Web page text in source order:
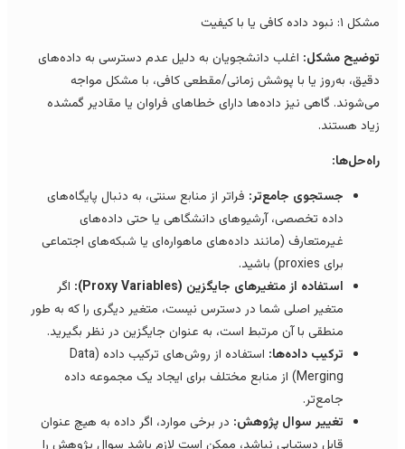
نبود داده کافی یا با کیفیت
مشکل:اغلب دانشجویان به دلیل عدم دسترسی به داده‌های
به‌روز یا با پوشش زمانی/مقطعی کافی، با مشکل مواجه
گاهی نیز داده‌ها دارای خطاهای فراوان یا مقادیر گمشده
هستند.
جستجوی جامع‌تر:فراتر از منابع سنتی، به دنبال پایگاه‌های
داده تخصصی، آرشیوهای دانشگاهی یا حتی داده‌های
غیرمتعارف (مانند داده‌های ماهواره‌ای یا شبکه‌های اجتماعی
استفاده از متغیرهای جایگزین (Proxy Variables):
اگر
متغیر اصلی شما در دسترس نیست، متغیر دیگری را که به طور
منطقی با آن مرتبط است، به عنوان جایگزین در نظر بگیرید.
ترکیب داده‌ها:
استفاده از روش‌های ترکیب داده (Data
Merging) از منابع مختلف برای ایجاد یک مجموعه داده
جامع‌تر.
تغییر سوال پژوهش:در برخی موارد، اگر داده به هیچ عنوان